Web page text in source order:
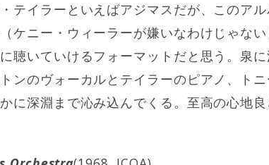
テイラーといえばアジマスだが、このア
ケニー・ウィーラーが嫌いなわけじゃな
聴いていけるフォーマットだと思う。泉
ンのヴォーカルとテイラーのピアノ、ト
に深淵まで沁み込んでくる。至高の心地